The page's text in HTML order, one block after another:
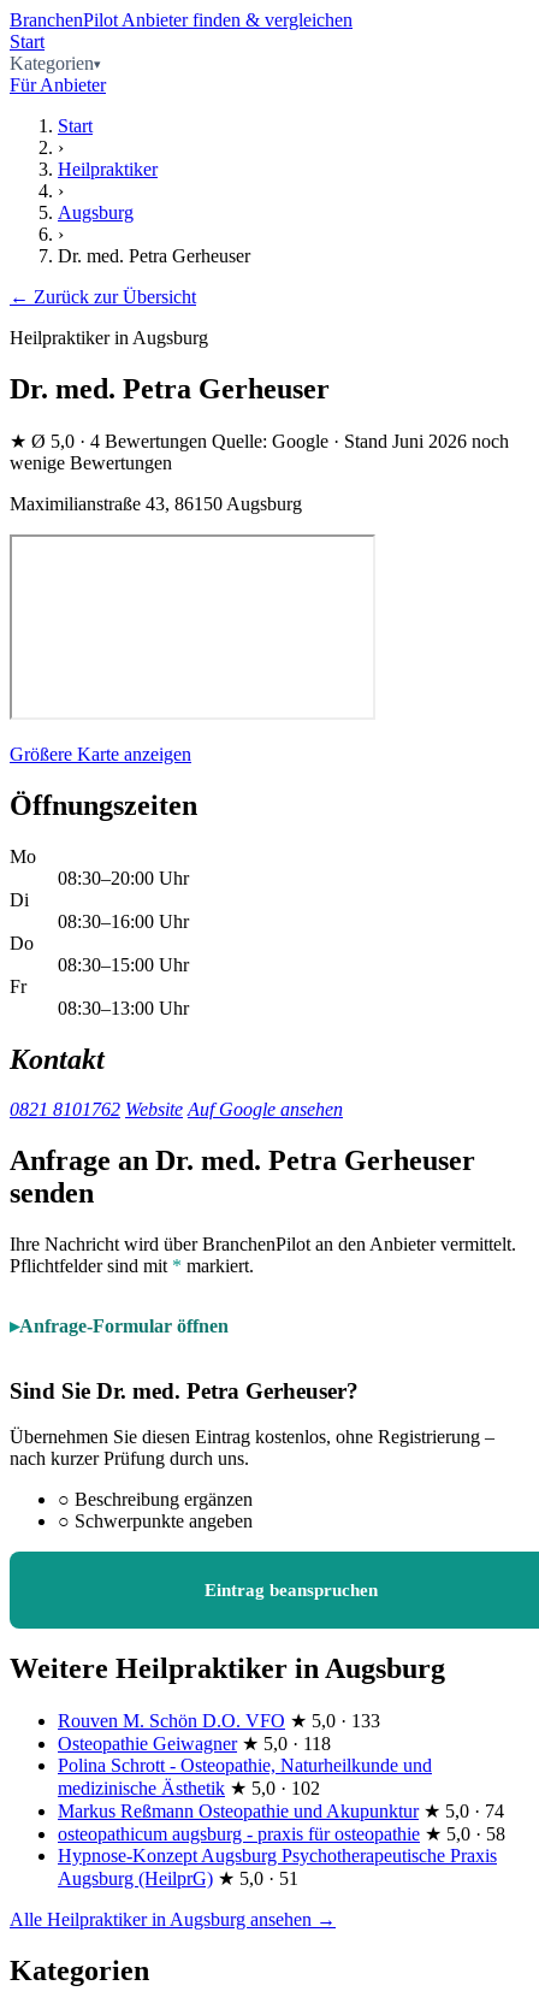
BranchenPilot Anbieter finden & vergleichen
Start
Kategorien
Für Anbieter
Start
›
Heilpraktiker
›
Augsburg
›
Dr. med. Petra Gerheuser
← Zurück zur Übersicht
Heilpraktiker in Augsburg
Dr. med. Petra Gerheuser
★ Ø 5,0 · 4 Bewertungen Quelle: Google · Stand Juni 2026 noch
wenige Bewertungen
Maximilianstraße 43, 86150 Augsburg
Größere Karte anzeigen
Öffnungszeiten
Mo
08:30–20:00 Uhr
Di
08:30–16:00 Uhr
Do
08:30–15:00 Uhr
Fr
08:30–13:00 Uhr
Kontakt
0821 8101762 Website Auf Google ansehen
Anfrage an Dr. med. Petra Gerheuser
senden
Ihre Nachricht wird über BranchenPilot an den Anbieter vermittelt.
Pflichtfelder sind mit * markiert.
Anfrage-Formular öffnen
Sind Sie Dr. med. Petra Gerheuser?
Übernehmen Sie diesen Eintrag kostenlos, ohne Registrierung –
nach kurzer Prüfung durch uns.
○ Beschreibung ergänzen
○ Schwerpunkte angeben
Eintrag beanspruchen
Weitere Heilpraktiker in Augsburg
Rouven M. Schön D.O. VFO ★ 5,0 · 133
Osteopathie Geiwagner ★ 5,0 · 118
Polina Schrott - Osteopathie, Naturheilkunde und
medizinische Ästhetik ★ 5,0 · 102
Markus Reßmann Osteopathie und Akupunktur ★ 5,0 · 74
osteopathicum augsburg - praxis für osteopathie ★ 5,0 · 58
Hypnose-Konzept Augsburg Psychotherapeutische Praxis
Augsburg (HeilprG) ★ 5,0 · 51
Alle Heilpraktiker in Augsburg ansehen →
Kategorien